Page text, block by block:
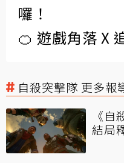
囉！
🍊 遊戲角落 X
自殺突擊隊 更多報
《自
結局